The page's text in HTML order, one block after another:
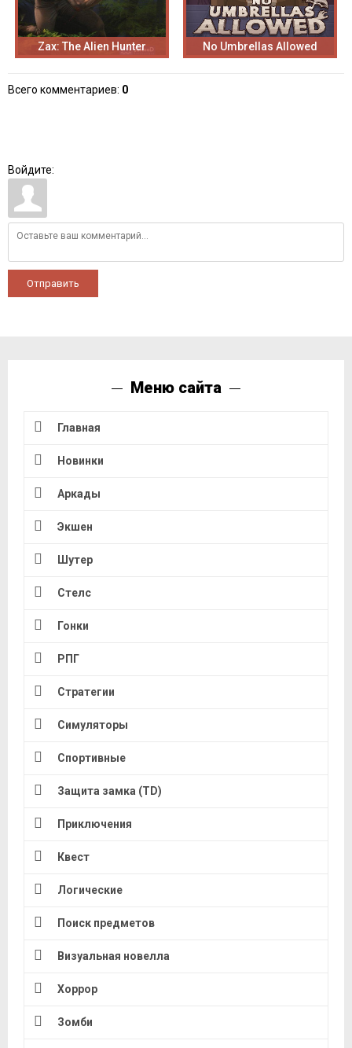
Zax: The Alien Hunter No Umbrellas Allowed
Всего комментариев: 0
Войдите:
Отправить
Меню сайта
Главная
Новинки
Аркады
Экшен
Шутер
Стелс
Гонки
РПГ
Стратегии
Симуляторы
Спортивные
Защита замка (TD)
Приключения
Квест
Логические
Поиск предметов
Визуальная новелла
Хоррор
Зомби